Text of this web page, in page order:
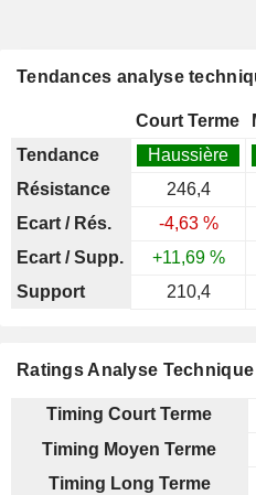
Tendances analyse
Court Terme
Tendance
Haussière
Résistance
246,4
Ecart / Rés.
-4,63 %
Ecart / Supp.
+11,69 %
Support
210,4
Ratings Analyse
Timing Court Terme
Timing Moyen Terme
Timing Long Terme